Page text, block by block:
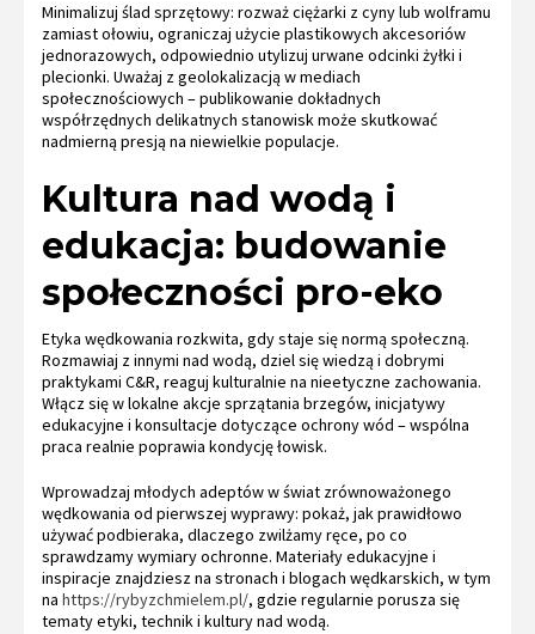
Minimalizuj ślad sprzętowy: rozważ ciężarki z cyny lub wolframu
zamiast ołowiu, ograniczaj użycie plastikowych akcesoriów
jednorazowych, odpowiednio utylizuj urwane odcinki żyłki i
plecionki. Uważaj z geolokalizacją w mediach
społecznościowych – publikowanie dokładnych
współrzędnych delikatnych stanowisk może skutkować
nadmierną presją na niewielkie populacje.
Kultura nad wodą i
edukacja: budowanie
społeczności pro-eko
Etyka wędkowania rozkwita, gdy staje się normą społeczną.
Rozmawiaj z innymi nad wodą, dziel się wiedzą i dobrymi
praktykami C&R, reaguj kulturalnie na nieetyczne zachowania.
Włącz się w lokalne akcje sprzątania brzegów, inicjatywy
edukacyjne i konsultacje dotyczące ochrony wód – wspólna
praca realnie poprawia kondycję łowisk.
Wprowadzaj młodych adeptów w świat zrównoważonego
wędkowania od pierwszej wyprawy: pokaż, jak prawidłowo
używać podbieraka, dlaczego zwilżamy ręce, po co
sprawdzamy wymiary ochronne. Materiały edukacyjne i
inspiracje znajdziesz na stronach i blogach wędkarskich, w tym
na https://rybyzchmielem.pl/, gdzie regularnie porusza się
tematy etyki, technik i kultury nad wodą.